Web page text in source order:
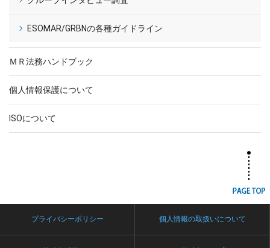
ESOMAR/GRBNの各種ガイドライン
ＭＲ法務ハンドブック
個人情報保護について
ISOについて
プライバシーポリシー 個人情報の取扱いについて